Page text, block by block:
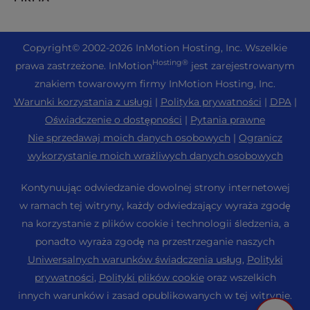
Hosting dla sprzedawców
Reseller VPS
WordPress Kreator stron internetowych
Joomla Hosting
Laravel Hosting
Hosting Linux
Magento Hosting
Hosting serwerów Minecraft
Hosting PHP
PrestaShop Hosting
Hosting Ubuntu
WooCommerce
+44 2045 763722
Wsparcie Premier
Centrum wsparcia
Zasoby
Wsparcie społeczności
InMotion Solutions
Hosting zarządzany
Migracje stron internetowych
Skontaktuj się z nami
O nas
Lokalizacje centrów danych
Centrum danych w Los Angeles
Centrum danych Ashburn
Centrum danych w Amsterdamie
Prasa
Blog
Program partnerski
Program partnerski dla agencji
Poleć znajomego
Mapa strony
Copyright© 2002-2026 InMotion Hosting, Inc. Wszelkie
prawa zastrzeżone. InMotionHosting® jest zarejestrowanym
znakiem towarowym firmy InMotion Hosting, Inc.
Warunki korzystania z usługi | Polityka prywatności | DPA|
Oświadczenie o dostępności | Pytania prawne
Nie sprzedawaj moich danych osobowych | Ogranicz
wykorzystanie moich wrażliwych danych osobowych
Kontynuując odwiedzanie dowolnej strony internetowej
w ramach tej witryny, każdy odwiedzający wyraża zgodę
na korzystanie z plików cookie i technologii śledzenia, a
ponadto wyraża zgodę na przestrzeganie naszych
Uniwersalnych warunków świadczenia usług, Polityki
prywatności, Polityki plików cookieoraz wszelkich
innych warunków i zasad opublikowanych w tej witrynie.